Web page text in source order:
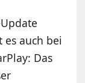
auch bei
Das